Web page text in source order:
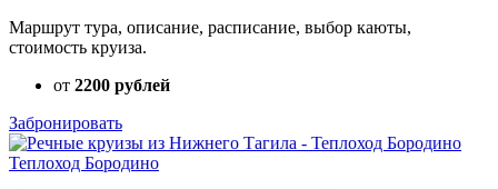
Маршрут тура, описание, расписание, выбор каюты,
стоимость круиза.
от 2200 рублей
Забронировать
Теплоход Бородино